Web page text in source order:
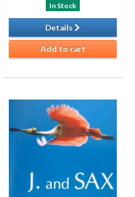
In Stock
Details
Add to cart